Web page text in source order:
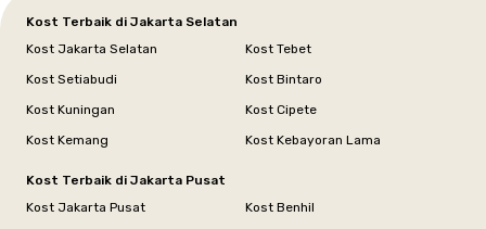
Kost Terbaik di Jakarta Selatan
Kost Jakarta Selatan
Kost Tebet
Kost Setiabudi
Kost Bintaro
Kost Kuningan
Kost Cipete
Kost Kemang
Kost Kebayoran Lama
Kost Terbaik di Jakarta Pusat
Kost Jakarta Pusat
Kost Benhil